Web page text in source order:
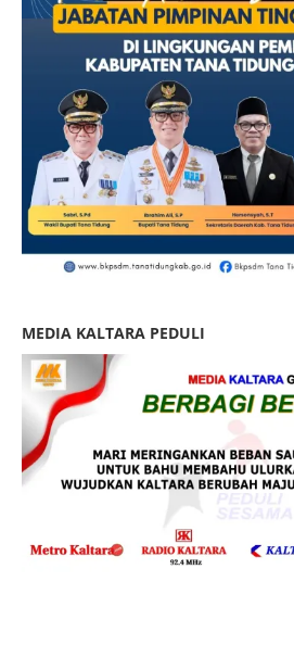
MEDIA KALTARA PEDULI